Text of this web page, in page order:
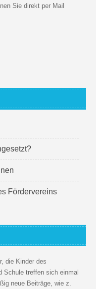
Sie direkt per Mail
Fördervereins
die Kinder des
Schule treffen sich einmal
neue Beiträge, wie z.